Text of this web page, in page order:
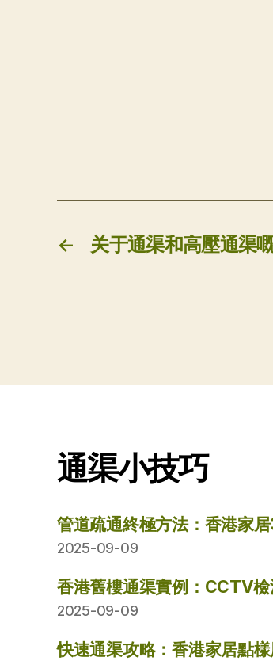
← 关于通渠和高壓通渠
通渠小技巧
管道疏通終極方法：香港家
2025-09-09
香港舊樓通渠實例：CCTV
2025-09-09
快速通渠攻略：香港家居點